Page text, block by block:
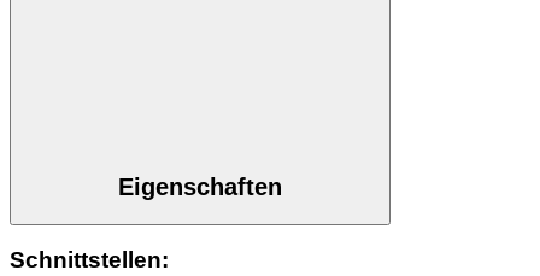
Eigenschaften
Schnittstellen: